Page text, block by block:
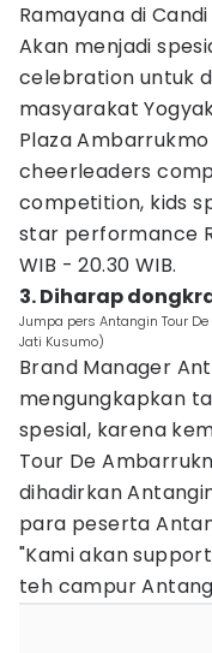
Ramayana di
Akan menjadi
celebration untuk
masyarakat
Plaza
cheerleaders
competition, kids
star performance
WIB - 20.30 WIB.
3. Diharap
Jumpa pers Antangin Tour
Jati Kusumo)
Brand Manager
mengungkapkan
spesial, karena
Tour De
dihadirkan
para peserta
"Kami akan
teh campur